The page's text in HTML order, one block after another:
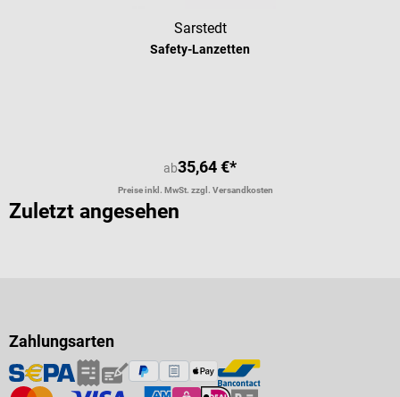
Sarstedt
Safety-Lanzetten
ab35,64 €*
Preise inkl. MwSt. zzgl. Versandkosten
Zuletzt angesehen
Zahlungsarten